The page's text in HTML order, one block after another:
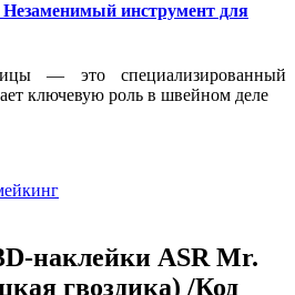
инструмент для
— это специализированный
ключевую роль в швейном деле
наклейки ASR Mr.
гвоздика) /Код